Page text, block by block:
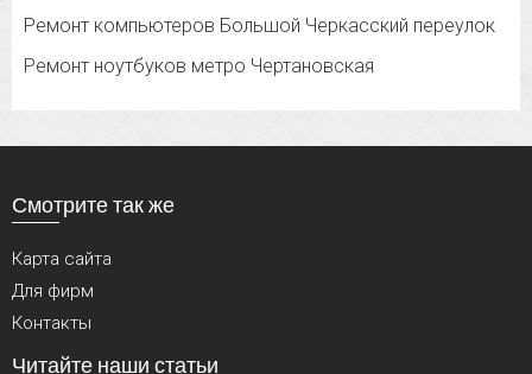
Ремонт компьютеров Большой Черкасский переулок
Ремонт ноутбуков метро Чертановская
Смотрите так же
Карта сайта
Для фирм
Контакты
Читайте наши статьи